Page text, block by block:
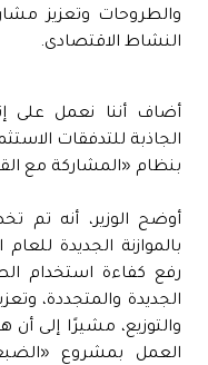
والطروحات وتعزيز
النشاط الاقتصادى.
أضاف أننا نعمل على
بنظام «المشاركة مع
بالموازنة الجديدة
رفع كفاءة استخدام
الجديدة والمتجددة،
والتوزيع، مشيرًا إلى
العمل بمشروع